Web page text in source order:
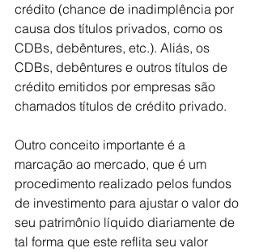
crédito (chance de inadimplência por
causa dos títulos privados, como os
CDBs, debêntures, etc.). Aliás, os
CDBs, debêntures e outros títulos de
crédito emitidos por empresas são
chamados títulos de crédito privado.
Outro conceito importante é a
marcação ao mercado, que é um
procedimento realizado pelos fundos
de investimento para ajustar o valor do
seu patrimônio líquido diariamente de
tal forma que este reflita seu valor